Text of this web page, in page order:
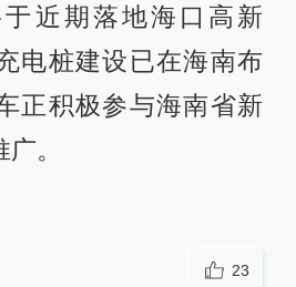
近期落地海口高新
电桩建设已在海南布
正积极参与海南省新
。
23